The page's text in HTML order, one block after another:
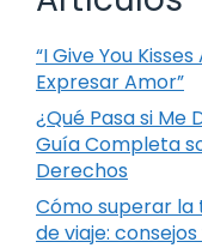
“I Give You
Expresar Amor”
¿Qué Pasa si Me
Guía Completa
Derechos
Cómo superar la
de viaje: